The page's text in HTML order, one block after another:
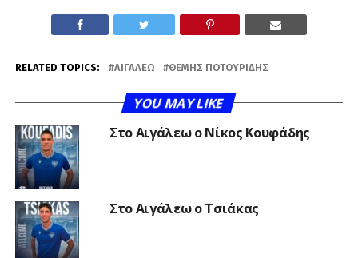
RELATED TOPICS: ΑΙΓΆΛΕΩ ΘΈΜΗΣ ΠΟΤΟΥΡΊΔΗΣ
YOU MAY LIKE
Στο Αιγάλεω ο Νίκος Κουφάδης
Στο Αιγάλεω ο Τσιάκας